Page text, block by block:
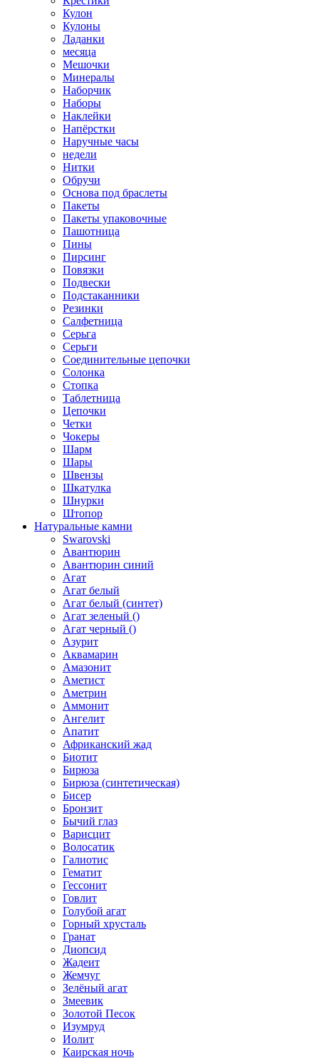
Кулон
Кулоны
Ладанки
месяца
Мешочки
Минералы
Наборчик
Наборы
Наклейки
Напёрстки
Наручные часы
недели
Нитки
Обручи
Основа под браслеты
Пакеты
Пакеты упаковочные
Пашотница
Пины
Пирсинг
Повязки
Подвески
Подстаканники
Резинки
Салфетница
Серьга
Серьги
Соединительные цепочки
Солонка
Стопка
Таблетница
Цепочки
Четки
Чокеры
Шарм
Шары
Швензы
Шкатулка
Шнурки
Штопор
Натуральные камни
Swarovski
Авантюрин
Авантюрин синий
Агат
Агат белый
Агат белый (синтет)
Агат зеленый ()
Агат черный ()
Азурит
Аквамарин
Амазонит
Аметист
Аметрин
Аммонит
Ангелит
Апатит
Африканский жад
Биотит
Бирюза
Бирюза (синтетическая)
Бисер
Бронзит
Бычий глаз
Варисцит
Волосатик
Галиотис
Гематит
Гессонит
Говлит
Голубой агат
Горный хрусталь
Гранат
Диопсид
Жадеит
Жемчуг
Зелёный агат
Змеевик
Золотой Песок
Изумруд
Иолит
Каирская ночь